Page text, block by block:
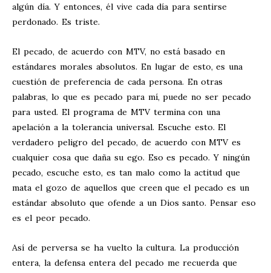
algún día. Y entonces, él vive cada día para sentirse
perdonado. Es triste.
El pecado, de acuerdo con MTV, no está basado en
estándares morales absolutos. En lugar de esto, es una
cuestión de preferencia de cada persona. En otras
palabras, lo que es pecado para mí, puede no ser pecado
para usted. El programa de MTV termina con una
apelación a la tolerancia universal. Escuche esto. El
verdadero peligro del pecado, de acuerdo con MTV es
cualquier cosa que daña su ego. Eso es pecado. Y ningún
pecado, escuche esto, es tan malo como la actitud que
mata el gozo de aquellos que creen que el pecado es un
estándar absoluto que ofende a un Dios santo. Pensar eso
es el peor pecado.
Así de perversa se ha vuelto la cultura. La producción
entera, la defensa entera del pecado me recuerda que